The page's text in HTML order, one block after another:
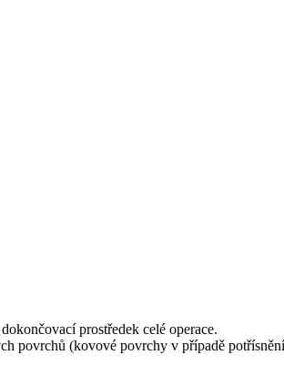
prostředek celé operace.
povrchů (kovové povrchy v případě